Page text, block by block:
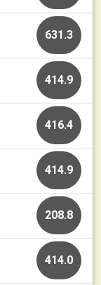
631.3
414.9
416.4
414.9
208.8
414.0